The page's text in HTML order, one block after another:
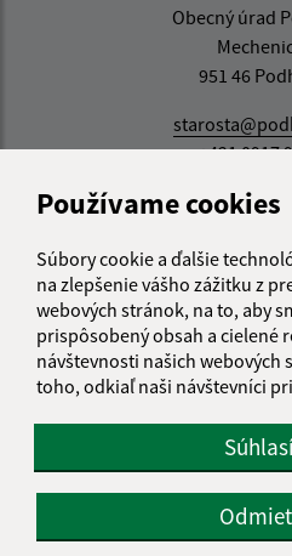
Používame cookies
Súbory cookie a ďalšie
na zlepšenie vášho zážitku z
webových stránok, na to, aby
prispôsobený obsah a cielené
návštevnosti našich webových
toho, odkiaľ naši návštevníci
Obecný úrad
951 46
+421 0917
IČO: